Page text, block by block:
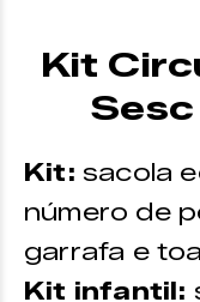
Kit
Sesc
Kit: sacola
número de
garrafa e
Kit infantil: